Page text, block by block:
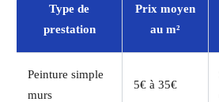
Type de
prestation
Prix moyen
au m²
Peinture simple
murs
5€ à 35€